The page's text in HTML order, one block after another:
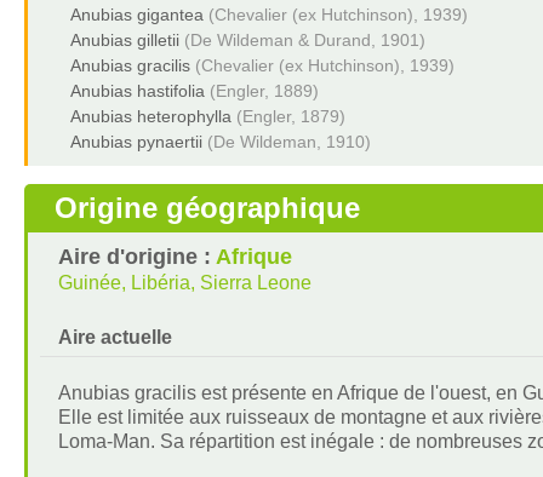
Anubias gigantea (Chevalier (ex Hutchinson), 1939)
Anubias gilletii (De Wildeman & Durand, 1901)
Anubias gracilis (Chevalier (ex Hutchinson), 1939)
Anubias hastifolia (Engler, 1889)
Anubias heterophylla (Engler, 1879)
Anubias pynaertii (De Wildeman, 1910)
Origine géographique
Aire d'origine : Afrique
Guinée, Libéria, Sierra Leone
Aire actuelle
Anubias gracilis est présente en Afrique de l'ouest, en
Elle est limitée aux ruisseaux de montagne et aux
Loma-Man. Sa répartition est inégale : de nombreuses